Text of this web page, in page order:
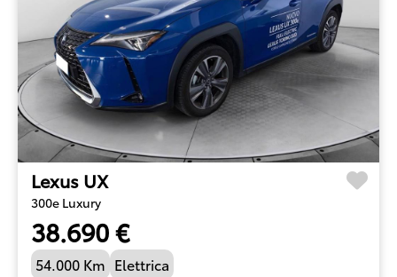
Lexus UX
300e Luxury
38.690 €
54.000 Km Elettrica